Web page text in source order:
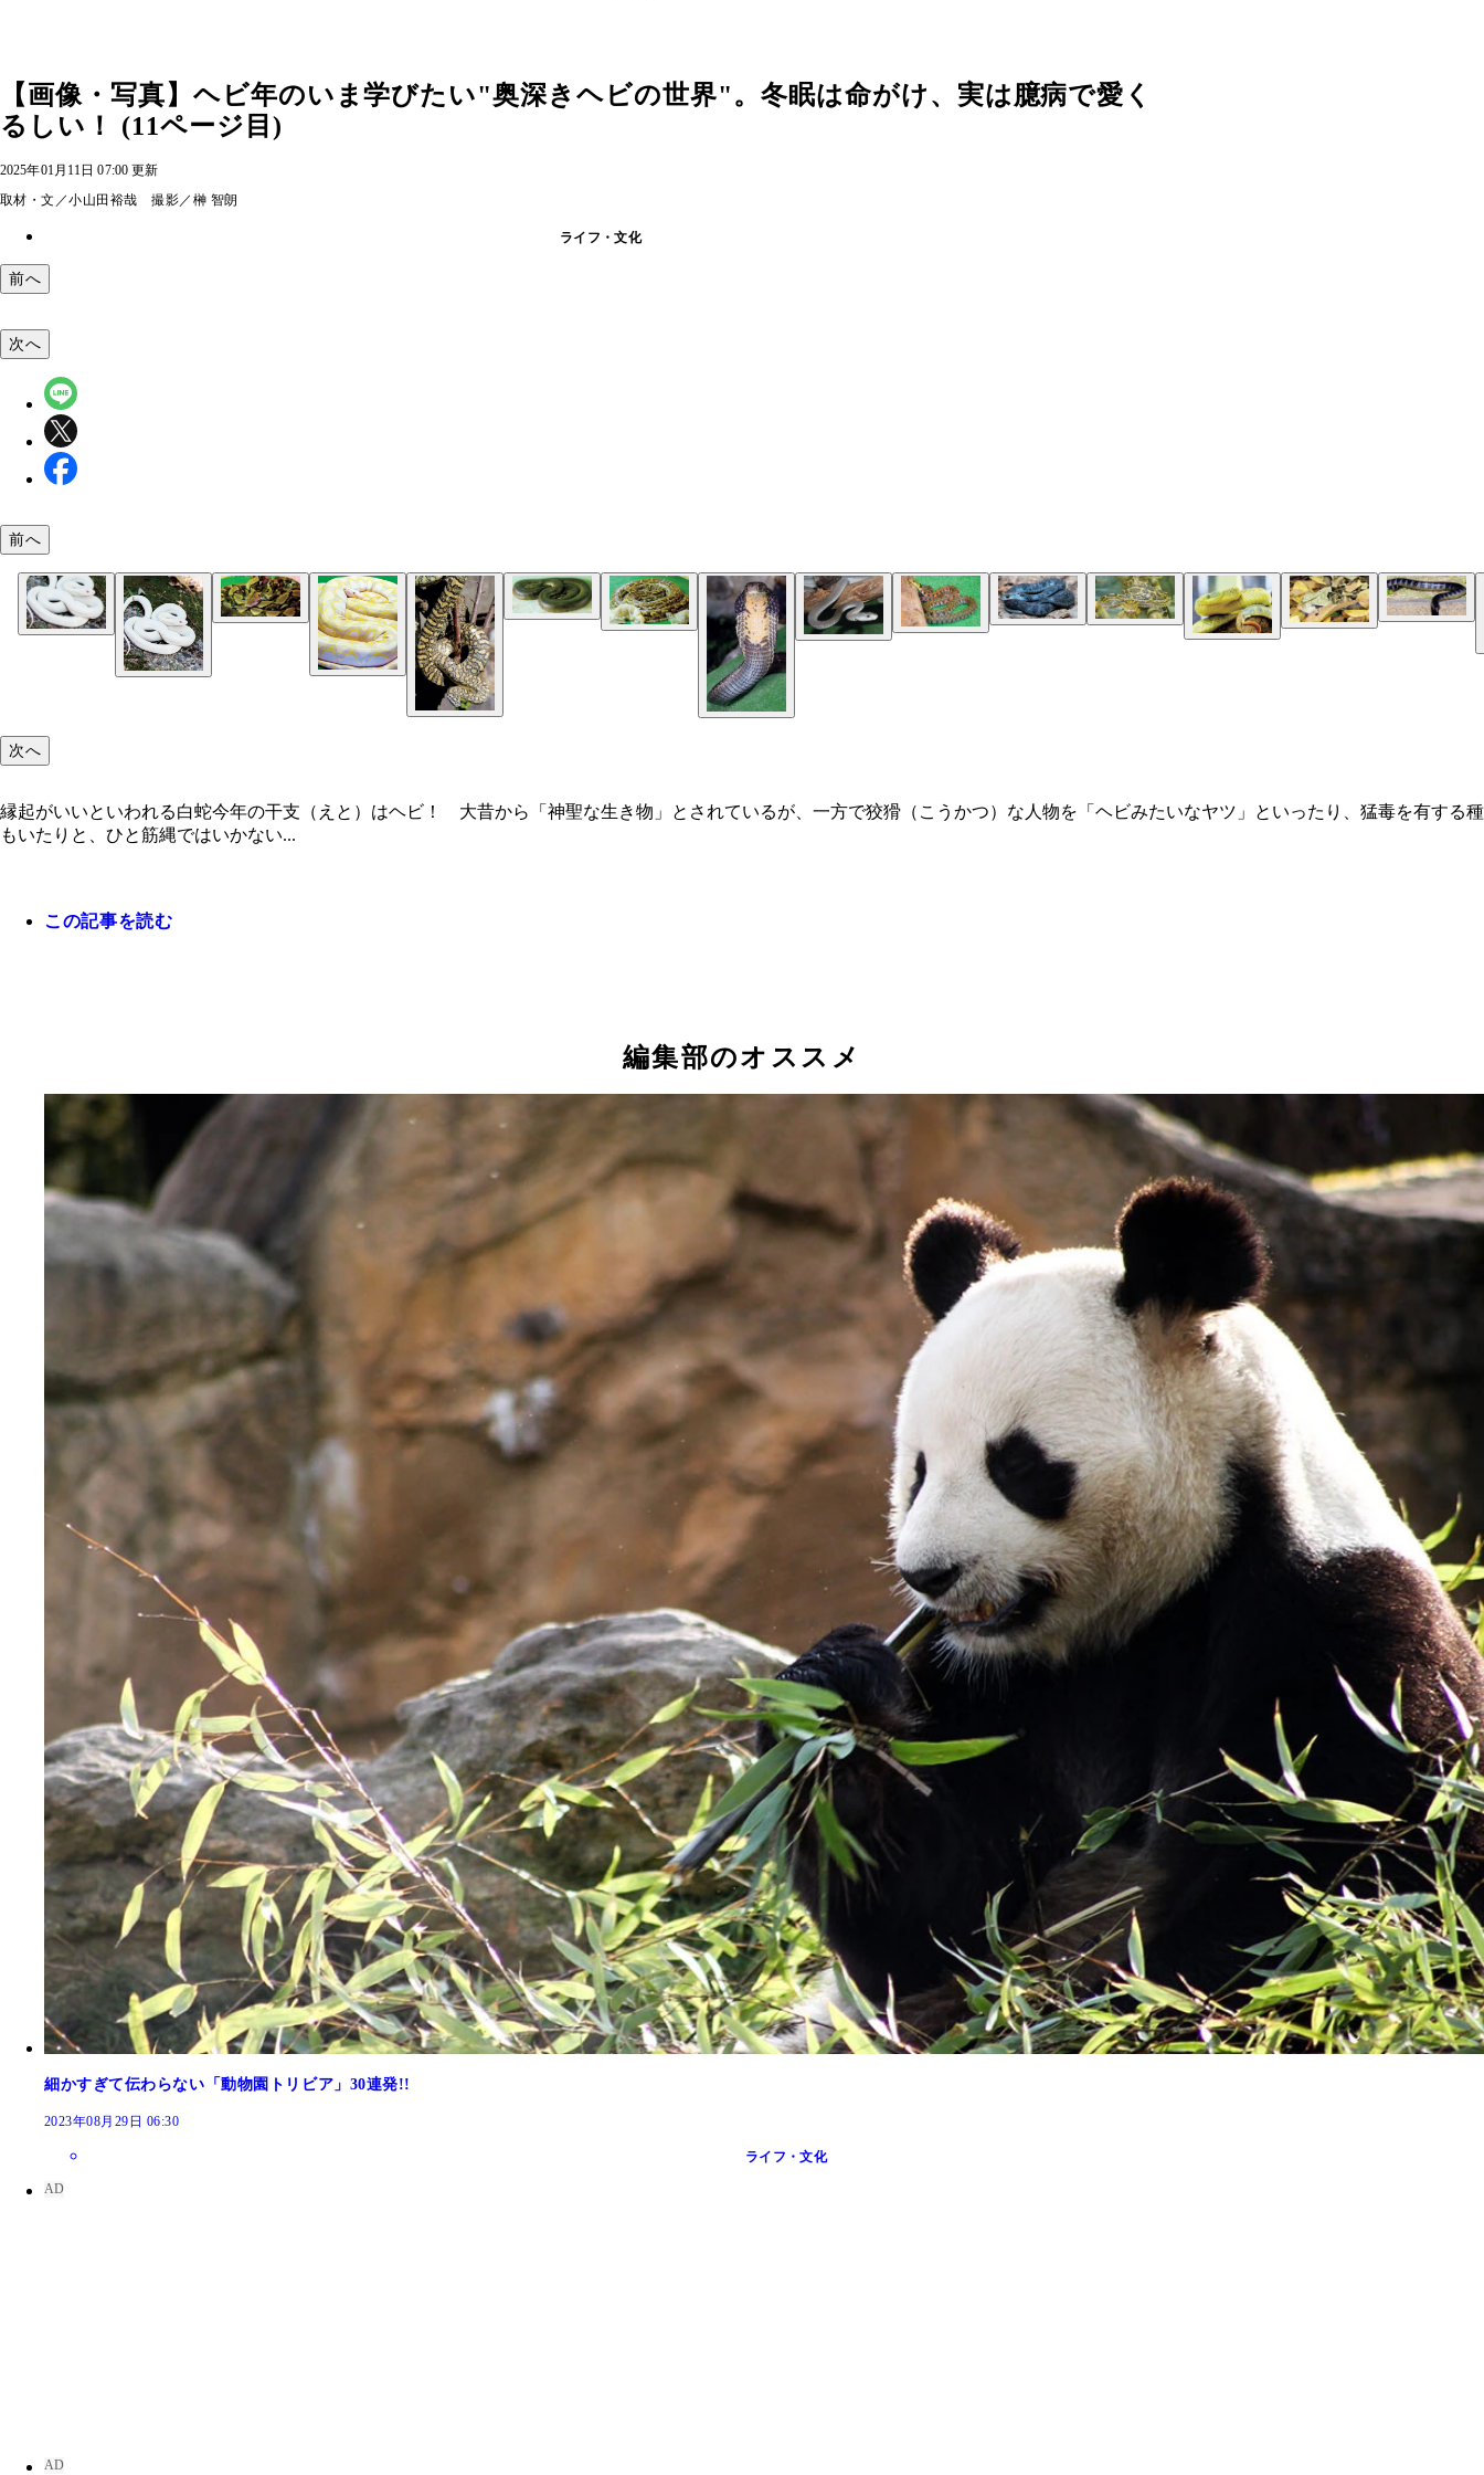
【画像・写真】ヘビ年のいま学びたい"奥深きヘビの世界"。冬眠は命がけ、実は臆病で愛く
るしい！ (11ページ目)
2025年01月11日 07:00 更新
取材・文／小山田裕哉 撮影／榊 智朗
ライフ・文化
前へ
縁起がいいといわれる白蛇
アオダイショウ
アミメニシキヘビ
インドニシキヘビ
ブラックマンバ（写真提供／ジャパン・スネークセンター）
ヤマカガシ
ヤマカガシ（写真提供／ジャパン・スネークセンター）
ラフツリーブッシュバイパー
セイブガボンアダー
セイブシシバナヘビ
次へ
前へ
次へ
縁起がいいといわれる白蛇今年の干支（えと）はヘビ！ 大昔から「神聖な生き物」とされているが、一方で狡猾（こうかつ）な人物を「ヘビみたいなヤツ」といったり、猛毒を有する種
もいたりと、ひと筋縄ではいかない...
この記事を読む
編集部のオススメ
細かすぎて伝わらない「動物園トリビア」30連発!!
2023年08月29日 06:30
ライフ・文化